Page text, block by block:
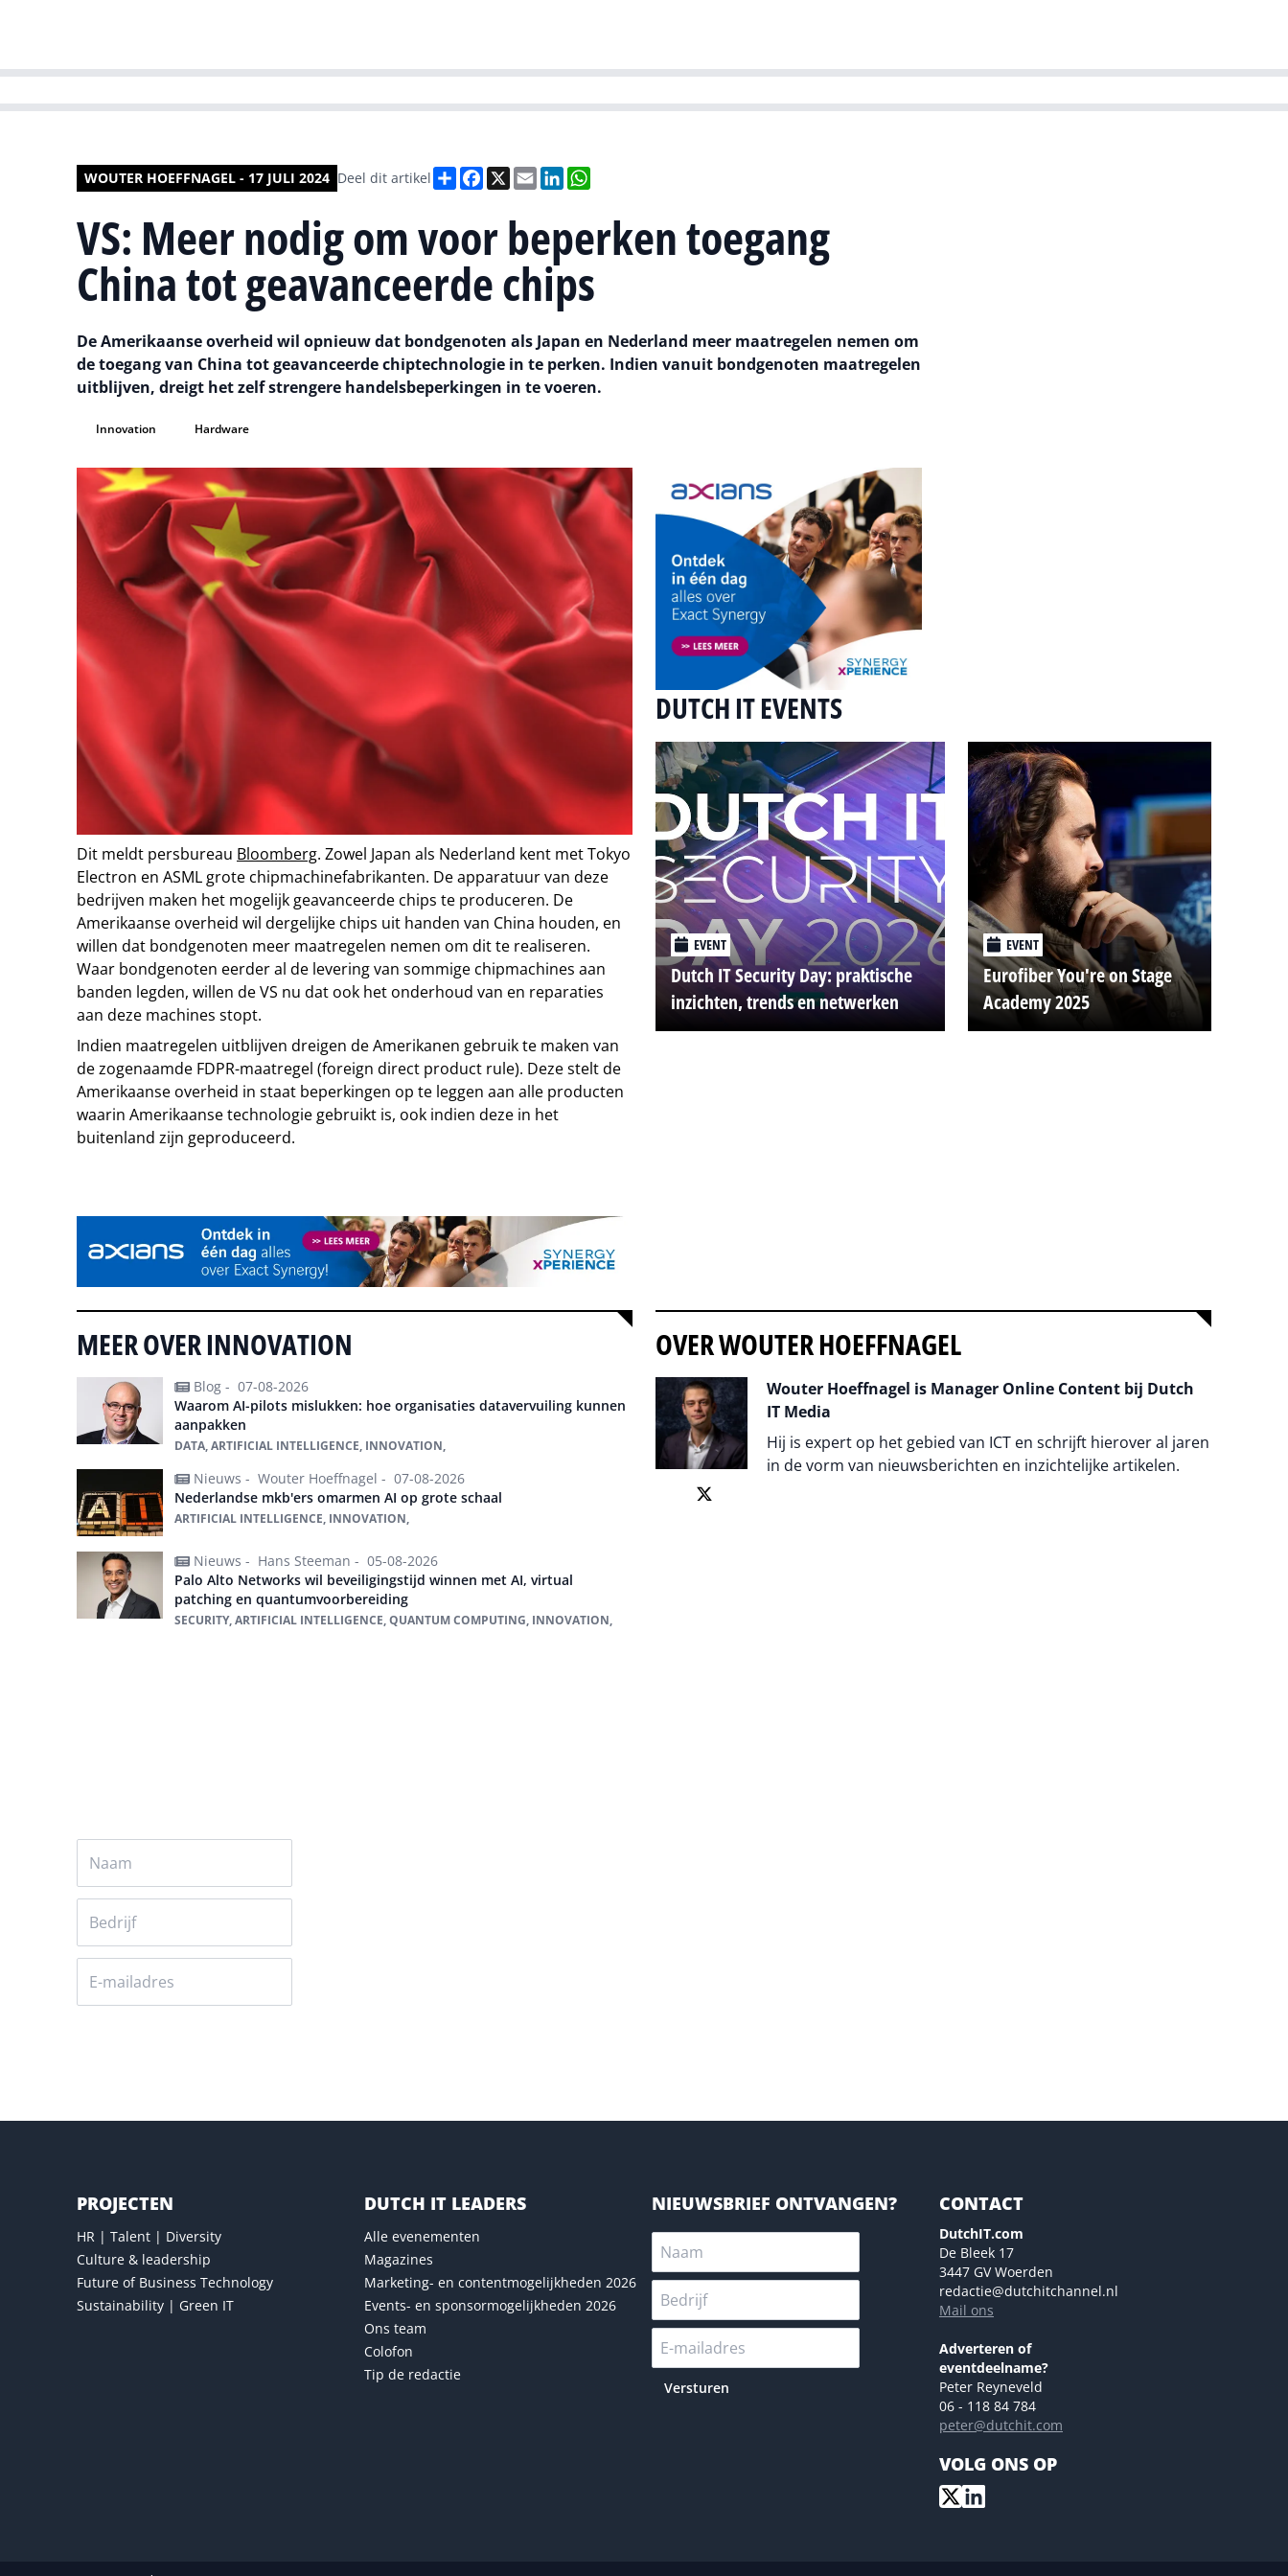
WOUTER HOEFFNAGEL - 17 JULI 2024 Deel dit artikel DeelFacebook
X EmailLinkedIn
VS: Meer nodig om voor beperken toegang
China tot geavanceerde chips
De Amerikaanse overheid wil opnieuw dat bondgenoten als Japan en Nederland meer maatregelen nemen om
de toegang van China tot geavanceerde chiptechnologie in te perken. Indien vanuit bondgenoten maatregelen
uitblijven, dreigt het zelf strengere handelsbeperkingen in te voeren.
Innovation Hardware
Dit meldt persbureau Bloomberg. Zowel Japan als Nederland kent met Tokyo
Electron en ASML grote chipmachinefabrikanten. De apparatuur van deze
bedrijven maken het mogelijk geavanceerde chips te produceren. De
Amerikaanse overheid wil dergelijke chips uit handen van China houden, en
willen dat bondgenoten meer maatregelen nemen om dit te realiseren.
Waar bondgenoten eerder al de levering van sommige chipmachines aan
banden legden, willen de VS nu dat ook het onderhoud van en reparaties
aan deze machines stopt.
Indien maatregelen uitblijven dreigen de Amerikanen gebruik te maken van
de zogenaamde FDPR-maatregel (foreign direct product rule). Deze stelt de
Amerikaanse overheid in staat beperkingen op te leggen aan alle producten
waarin Amerikaanse technologie gebruikt is, ook indien deze in het
buitenland zijn geproduceerd.
DUTCH IT EVENTS
EVENT
Dutch IT Security Day: praktische
inzichten, trends en netwerken
EVENT
Eurofiber You're on Stage
Academy 2025
MEER OVER INNOVATION
Blog - 07-08-2026
Waarom AI-pilots mislukken: hoe organisaties datavervuiling kunnen
aanpakken
DATA, ARTIFICIAL INTELLIGENCE, INNOVATION,
Nieuws - Wouter Hoeffnagel - 07-08-2026
Nederlandse mkb'ers omarmen AI op grote schaal
ARTIFICIAL INTELLIGENCE, INNOVATION,
Nieuws - Hans Steeman - 05-08-2026
Palo Alto Networks wil beveiligingstijd winnen met AI, virtual
patching en quantumvoorbereiding
SECURITY, ARTIFICIAL INTELLIGENCE, QUANTUM COMPUTING, INNOVATION,
OVER WOUTER HOEFFNAGEL
Wouter Hoeffnagel is Manager Online Content bij Dutch
IT Media
Hij is expert op het gebied van ICT en schrijft hierover al jaren
in de vorm van nieuwsberichten en inzichtelijke artikelen.
PROJECTEN
HR | Talent | Diversity
Culture & leadership
Future of Business Technology
Sustainability | Green IT
DUTCH IT LEADERS
Alle evenementen
Magazines
Marketing- en contentmogelijkheden 2026
Events- en sponsormogelijkheden 2026
Ons team
Colofon
Tip de redactie
NIEUWSBRIEF ONTVANGEN?
Versturen
CONTACT
DutchIT.com
De Bleek 17
3447 GV Woerden
redactie@dutchitchannel.nl
Mail ons
Adverteren of
eventdeelname?
Peter Reyneveld
06 - 118 84 784
peter@dutchit.com
VOLG ONS OP